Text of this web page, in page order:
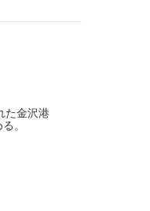
た金沢港
。